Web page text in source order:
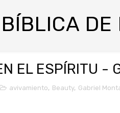
DE
EL ESPÍRITU -
avivamiento, Beauty, Gabriel